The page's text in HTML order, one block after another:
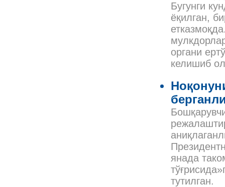
Бугунги
ёқилган,
органи
келишиб
янада
тутилган.